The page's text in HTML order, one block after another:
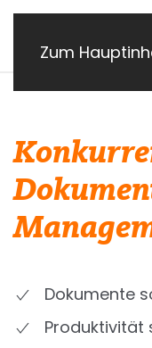
Zum
Dokumente
Produktivität